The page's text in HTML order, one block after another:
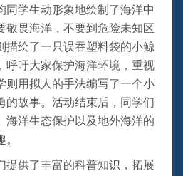
同学生动形象地绘制了海洋中
敬畏海洋，不要到危险未知区
描绘了一只误吞塑料袋的小鲸
呼吁大家保护海洋环境，重视
则用拟人的手法编写了一个小
的故事。活动结束后，同学们
海洋生态保护 以及地外海洋的
提供了丰富的科普知识，拓展